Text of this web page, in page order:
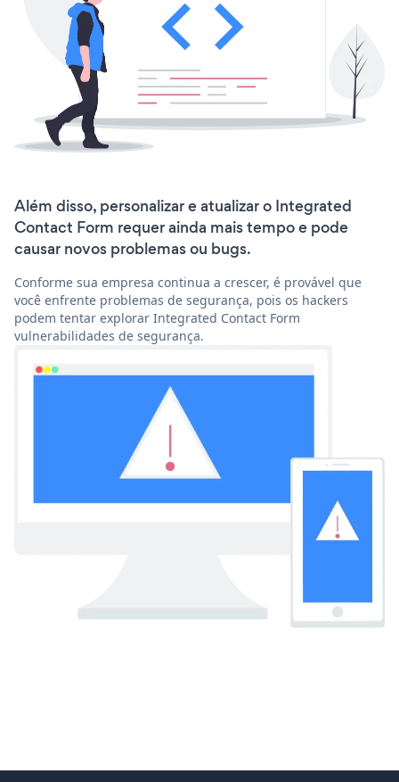
Além disso, personalizar e atualizar o Integrated
Contact Form requer ainda mais tempo e pode
causar novos problemas ou bugs.
Conforme sua empresa continua a crescer, é provável que
você enfrente problemas de segurança, pois os hackers
podem tentar explorar Integrated Contact Form
vulnerabilidades de segurança.